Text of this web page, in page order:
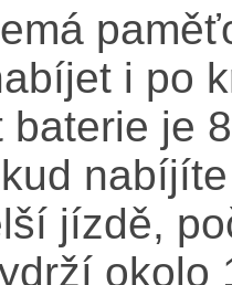
i po
baterie je
jízdě,
okolo